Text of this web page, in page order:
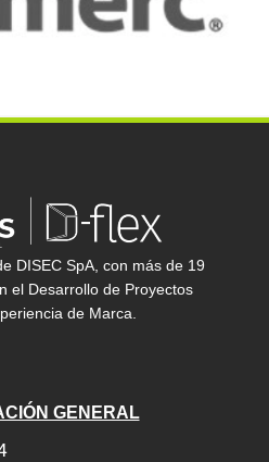
DISEC SpA, con más de 19
el Desarrollo de Proyectos
de Marca.
GENERAL